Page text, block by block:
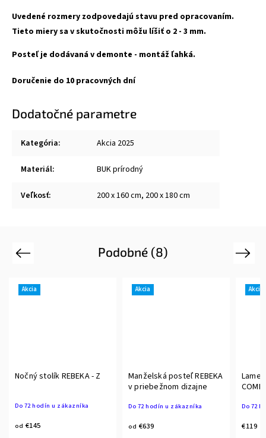
Uvedené rozmery zodpovedajú stavu pred opracovaním.
Tieto miery sa v skutočnosti môžu líšiť o 2 - 3 mm.
Posteľ je dodávaná v demonte - montáž ľahká.
Doručenie do 10 pracovných dní
Dodatočné parametre
Kategória: Akcia 2025
Materiál: BUK prírodný
Veľkosť: 200 x 160 cm, 200 x 180 cm
Podobné (8)
Previous
Akcia
Nočný stolík REBEKA - Z
Do 72 hodín u zákazníka
od €145
Akcia
Manželská posteľ REBEKA
v priebežnom dizajne
Do 72 hodín u zákazníka
od €639
Akcia
Do 72
€119
Next